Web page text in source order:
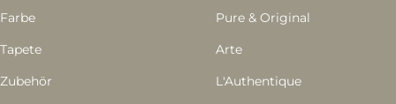
Farbe
Tapete
Zubehör
Pure & Original
Arte
L'Authentique